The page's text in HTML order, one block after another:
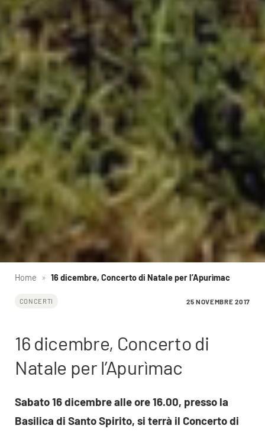
Home » 16 dicembre, Concerto di Natale per l’Apurìmac
CONCERTI 25 NOVEMBRE 2017
16 dicembre, Concerto di
Natale per l’Apurìmac
Sabato 16 dicembre alle ore 16.00, presso la
Basilica di Santo Spirito, si terrà il Concerto di